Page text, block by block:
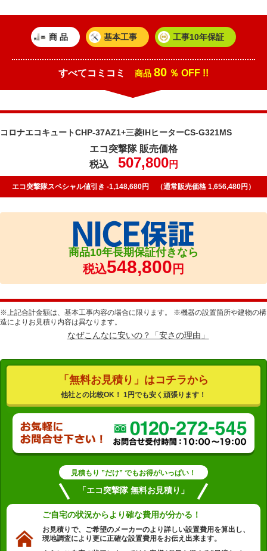
商 品 基本工事 工事10年保証
すべてコミコミ 商品 80 ％ OFF !!
コロナエコキュートCHP-37AZ1+三菱IHヒーターCS-G321MS
エコ突撃隊 販売価格
税込 507,800円
エコ突撃隊スペシャル値引き -1,148,680円 （通常販売価格 1,656,480円）
商品10年長期保証付きなら
税込548,800 円
※上記合計金額は、基本工事内容の場合に限ります。 ※機器の設置箇所や建物の構
造によりお見積り内容は異なります。
なぜこんなに安いの？「安さの理由」
「無料お見積り」はコチラから
他社との比較OK！ 1円でも安く頑張ります！
見積もり ”だけ” でもお得がいっぱい！
「エコ突撃隊 無料お見積り」
ご自宅の状況からより確な費用が分かる！
お見積りで、ご希望のメーカーのより詳しい設置費用を算出し、
現地調査により更に正確な設置費用をお伝え出来ます。